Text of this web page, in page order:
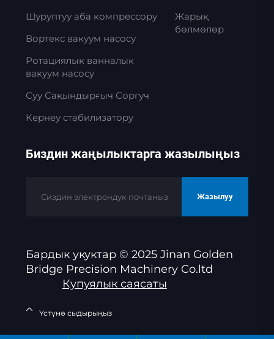
Шуруптуу аба компрессору
Вортекс вакуум насосу
Ротациялык ванналык
вакуум насосу
Суу Сақындырғыч Соргуч
Кернеу стабилизатору
Жарық
бөлмөлөр
Биздин жаңылыктарга жазылыңыз
Жазылуу
Бардык укуктар © 2025 Jinan Golden
Bridge Precision Machinery Co.ltd
Купуялык саясаты
Үстүнө сыдырыңыз